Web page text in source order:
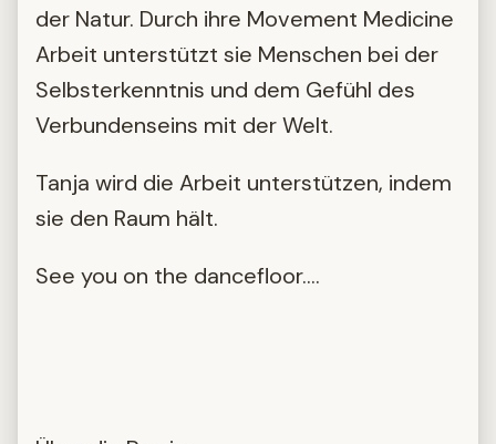
der Natur. Durch ihre Movement Medicine
Arbeit unterstützt sie Menschen bei der
Selbsterkenntnis und dem Gefühl des
Verbundenseins mit der Welt.
Tanja wird die Arbeit unterstützen, indem
sie den Raum hält.
See you on the dancefloor....